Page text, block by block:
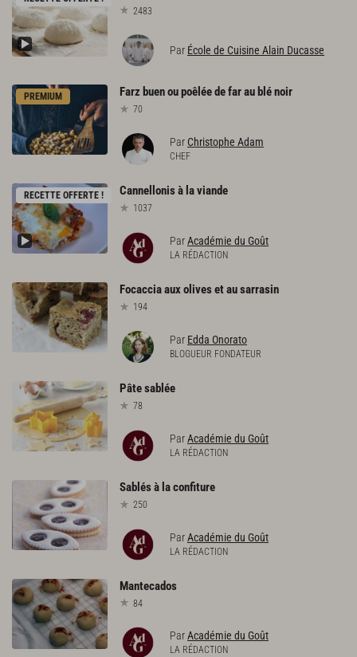
2483
Par École de Cuisine Alain Ducasse
PREMIUM Farz buenoupoêléedefarau blénoir
70
Par Christophe Adam
CHEF
RECETTE OFFERTE ! Cannellonisà laviande
1037
ParAcadémie du Goût
LA RÉDACTION
Focacciaauxolivesetausarrasin
194
Par Edda Onorato
BLOGUEUR FONDATEUR
Pâtesablée
78
ParAcadémie du Goût
LA RÉDACTION
Sablésà laconfiture
250
ParAcadémie du Goût
LA RÉDACTION
Mantecados
84
ParAcadémie du Goût
LA RÉDACTION